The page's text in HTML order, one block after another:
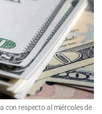
con respecto al miércoles de